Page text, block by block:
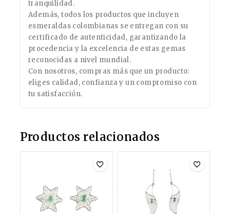
tranquilidad.
Además, todos los productos que incluyen
esmeraldas colombianas se entregan con su
certificado de autenticidad, garantizando la
procedencia y la excelencia de estas gemas
reconocidas a nivel mundial.
Con nosotros, compras más que un producto:
eliges calidad, confianza y un compromiso con
tu satisfacción.
Productos relacionados